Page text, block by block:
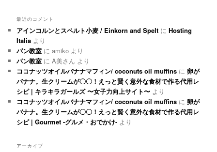
最近のコメント
アインコルンとスペルト小麦 / Einkorn and Spelt にHosting
Italia より
パン教室 にamiko より
パン教室 にA美さん より
ココナッツオイルバナナマフィン/ coconuts oil muffins に 卵が
バナナ。生クリームが〇〇！えっと賢く意外な食材で作る代用レ
シピ | キラキラガールズ 〜女子力向上サイト〜 より
ココナッツオイルバナナマフィン/ coconuts oil muffins に 卵が
バナナ。生クリームが〇〇！えっと賢く意外な食材で作る代用レ
シピ | Gourmet -グルメ・おでかけ- より
アーカイブ